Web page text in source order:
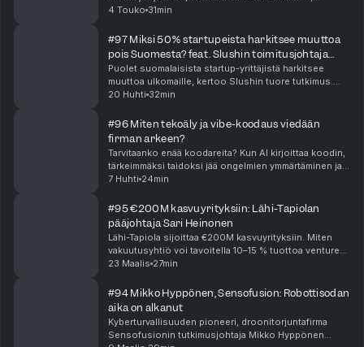
luottamus ja instituutiot kunnossa? Tässä jaksossa
4 Touko 31min
#97 Miksi 50% startupeista harkitsee muuttoa
pois Suomesta? feat. Slushin toimitusjohtaja
Noora Saksa
Puolet suomalaisista startup-yrittäjistä harkitsee
muuttoa ulkomaille, kertoo Slushin tuore tutkimus.
Timon ja Jyrin viraana Slushin toimitusjohtaja Noora
20 Huhti 32min
#96 Miten tekoäly ja vibe-koodaus viedään
firman arkeen?
Tarvitaanko enää koodareita? Kun AI kirjoittaa koodin,
tärkeimmäksi taidoksi jää ongelmien ymmärtäminen ja
niiden kuvaaminen. Häviävätkö insinöörit vai
7 Huhti 24min
#95 €200M kasvuyrityksiin: Lähi-Tapiolan
pääjohtaja Sari Heinonen
Lähi-Tapiola sijoittaa €200M kasvuyrityksiin. Miten
vakuutusyhtiö voi tavoitella 10–15 % tuottoa venture-
sijoituksista? Timo ja Jyri keskustelevat pääjohtaja
23 Maalis 27min
#94 Mikko Hyppönen, Sensofusion: Robottisodan
aika on alkanut
Kyberturvallisuuden pioneeri, droonitorjuntafirma
Sensofusionin tutkimusjohtaja Mikko Hyppönen